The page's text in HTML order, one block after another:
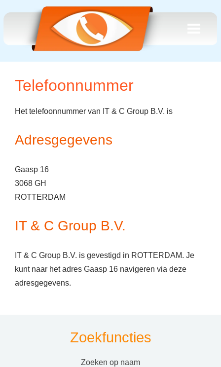
Telefoonnummer
Het telefoonnummer van IT & C Group B.V. is
Adresgegevens
Gaasp 16
3068 GH
ROTTERDAM
IT & C Group B.V.
IT & C Group B.V. is gevestigd in ROTTERDAM. Je
kunt naar het adres Gaasp 16 navigeren via deze
adresgegevens.
Zoekfuncties
zoeken op naam